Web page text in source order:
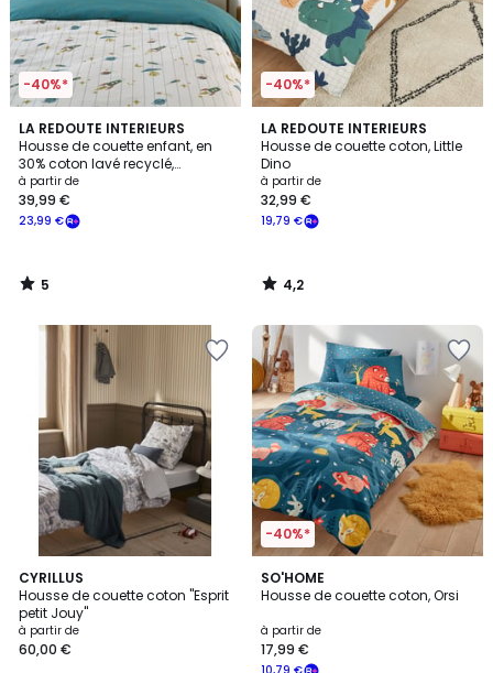
-40%*
LA REDOUTE INTERIEURS
Housse de couette enfant, en
30% coton lavé recyclé,
imprimé fusées, EGOR
à partir de
23,99 €
39,99 €
5
/
5
5
/
-40%*
LA REDOUTE INTERIEURS
Housse de couette coton, Little
Dino
à partir de
19,79 €
32,99 €
4,2
/ 5
4,2
/
CYRILLUS
Housse de couette coton "Esprit
petit Jouy"
à partir de
60,00 €
2
Couleurs
-40%*
SO'HOME
Housse de couette coton, Orsi
à partir de
17,99 €
4,3
/ 5